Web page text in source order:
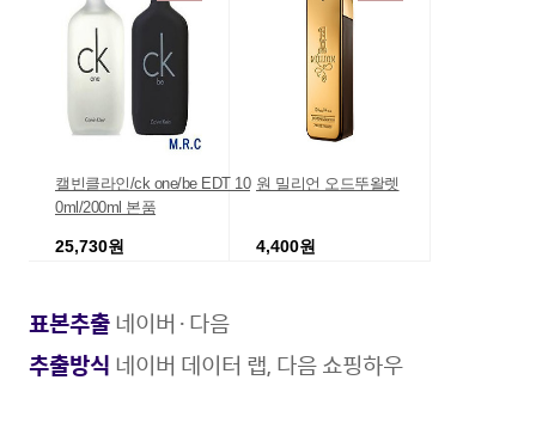
캘빈클라인/ck one/be EDT 10
0ml/200ml 본품
25,730원
원 밀리언 오드뚜왈렛
4,400원
표본추출네이버·다음
추출방식 네이버 데이터 랩, 다음 쇼핑하우